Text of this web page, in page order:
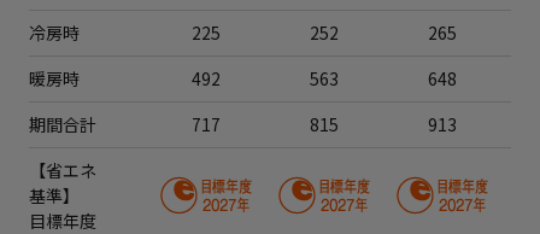
冷房時
225 252
265
暖房時
492 563
648
期間合計
717 815 913
【省エネ
基準】
目標年度